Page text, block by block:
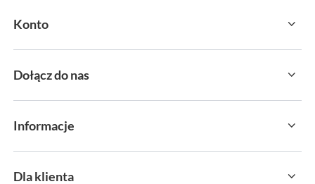
Konto
Dołącz do nas
Informacje
Dla klienta